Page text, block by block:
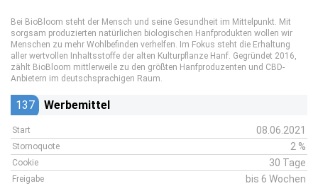
Bei BioBloom steht der Mensch und seine Gesundheit im Mittelpunkt. Mit
sorgsam produzierten natürlichen biologischen Hanfprodukten wollen wir
Menschen zu mehr Wohlbefinden verhelfen. Im Fokus steht die Erhaltung
aller wertvollen Inhaltsstoffe der alten Kulturpflanze Hanf. Gegründet 2016,
zählt BioBloom mittlerweile zu den größten Hanfproduzenten und CBD-
Anbietern im deutschsprachigen Raum.
137 Werbemittel
Start 08.06.2021
Stornoquote 2 %
Cookie 30 Tage
Freigabe bis 6 Wochen